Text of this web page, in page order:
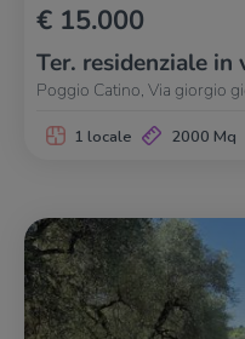
€ 15.000
Ter. residenziale in
Poggio Catino, Via giorgio
1 locale 2000 Mq